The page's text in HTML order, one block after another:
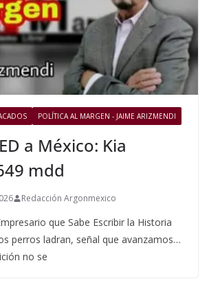
POLÍTICA AL MARGEN - JAIME ARIZMENDI
a México: Kia
mdd
Redacción Argonmexico
que Sabe Escribir la Historia
perros ladran, señal que avanzamos…
no se